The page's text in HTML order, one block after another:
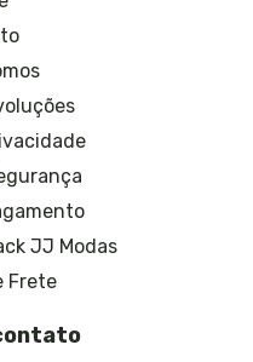
JJ Modas
Frete